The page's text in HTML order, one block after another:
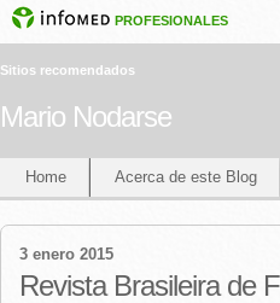
PROFESIONALES
Sitios recomendados
Mario Nodarse
Home Acerca de este Blog
3 enero 2015
Revista Brasileira de